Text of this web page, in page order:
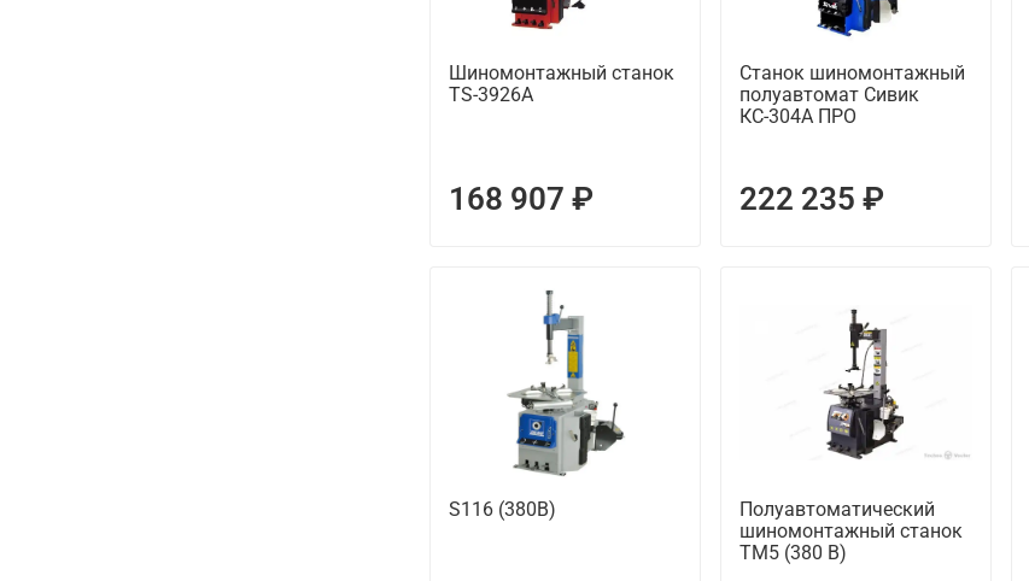
Шиномонтажный станок
TS-3926A
168 907 ₽
Станок шиномонтажный
полуавтомат Сивик
КС-304А ПРО
222 235 ₽
S116 (380В)
Полуавтоматический
шиномонтажный станок
TM5 (380 В)